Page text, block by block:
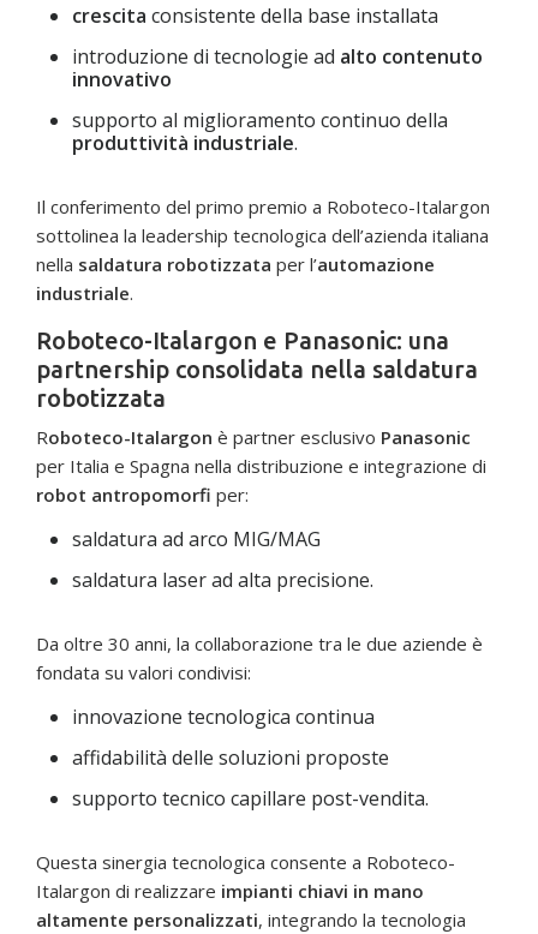
crescita consistente della base installata
introduzione di tecnologie ad alto contenuto
innovativo
supporto al miglioramento continuo della
produttività industriale.
Il conferimento del primo premio a Roboteco-Italargon
sottolinea la leadership tecnologica dell’azienda italiana
nella saldatura robotizzata per l’automazione
industriale.
Roboteco-Italargon e Panasonic: una
partnership consolidata nella saldatura
robotizzata
Roboteco-Italargon è partner esclusivo Panasonic
per Italia e Spagna nella distribuzione e integrazione di
robot antropomorfi per:
saldatura ad arco MIG/MAG
saldatura laser ad alta precisione.
Da oltre 30 anni, la collaborazione tra le due aziende è
fondata su valori condivisi:
innovazione tecnologica continua
affidabilità delle soluzioni proposte
supporto tecnico capillare post-vendita.
Questa sinergia tecnologica consente a Roboteco-
Italargon di realizzare impianti chiavi in mano
altamente personalizzati, integrando la tecnologia